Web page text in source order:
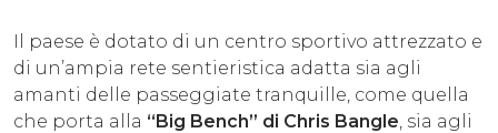
Il paese è dotato di un centro sportivo attrezzato e
di un’ampia rete sentieristica adatta sia agli
amanti delle passeggiate tranquille, come quella
che porta alla “Big Bench” di Chris Bangle , sia agli